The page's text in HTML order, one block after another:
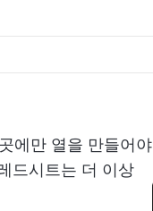
에만 열을 만들어야
드시트는 더 이상